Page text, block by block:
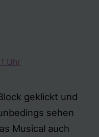
Uhr
geklickt und
sehen
Musical auch